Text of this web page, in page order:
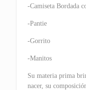
-Camiseta Bordada
-Pantie
-Gorrito
-Manitos
Su materia prima
nacer, su